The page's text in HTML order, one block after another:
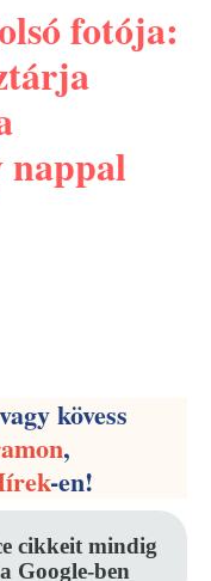
fotója:
nappal
kövess
,
-en!
cikkeit mindig
Google-ben